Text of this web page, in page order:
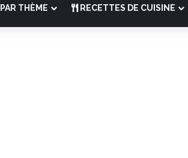
THÈME RECETTES DE CUISINE